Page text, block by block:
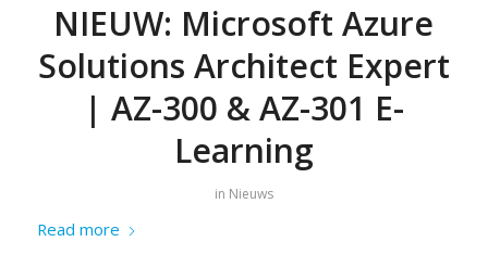
NIEUW: Microsoft Azure
Solutions Architect Expert
| AZ-300 & AZ-301 E-
Learning
in Nieuws
Read more